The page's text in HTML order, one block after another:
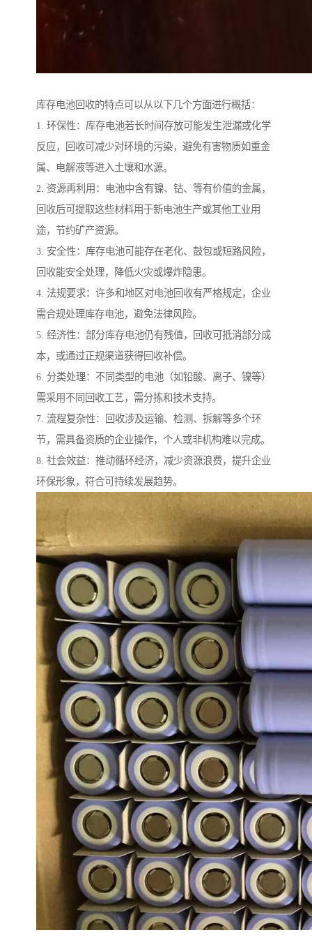
库存电池回收的特点可以从以下几个方面进行概括：
1. 环保性：库存电池若长时间存放可能发生泄漏或化学
反应，回收可减少对环境的污染，避免有害物质如重金
属、电解液等进入土壤和水源。
2. 资源再利用：电池中含有镍、钴、等有价值的金属，
回收后可提取这些材料用于新电池生产或其他工业用
途，节约矿产资源。
3. 安全性：库存电池可能存在老化、鼓包或短路风险，
回收能安全处理，降低火灾或爆炸隐患。
4. 法规要求：许多和地区对电池回收有严格规定，企业
需合规处理库存电池，避免法律风险。
5. 经济性：部分库存电池仍有残值，回收可抵消部分成
本，或通过正规渠道获得回收补偿。
6. 分类处理：不同类型的电池（如铅酸、离子、镍等）
需采用不同回收工艺，需分拣和技术支持。
7. 流程复杂性：回收涉及运输、检测、拆解等多个环
节，需具备资质的企业操作，个人或非机构难以完成。
8. 社会效益：推动循环经济，减少资源浪费，提升企业
环保形象，符合可持续发展趋势。